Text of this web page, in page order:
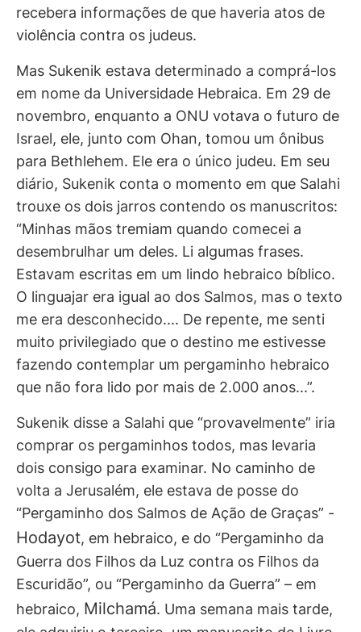
recebera informações de que haveria atos de
violência contra os judeus.
Mas Sukenik estava determinado a comprá-los
em nome da Universidade Hebraica. Em 29 de
novembro, enquanto a ONU votava o futuro de
Israel, ele, junto com Ohan, tomou um ônibus
para Bethlehem. Ele era o único judeu. Em seu
diário, Sukenik conta o momento em que Salahi
trouxe os dois jarros contendo os manuscritos:
“Minhas mãos tremiam quando comecei a
desembrulhar um deles. Li algumas frases.
Estavam escritas em um lindo hebraico bíblico.
O linguajar era igual ao dos Salmos, mas o texto
me era desconhecido.... De repente, me senti
muito privilegiado que o destino me estivesse
fazendo contemplar um pergaminho hebraico
que não fora lido por mais de 2.000 anos...”.
Sukenik disse a Salahi que “provavelmente” iria
comprar os pergaminhos todos, mas levaria
dois consigo para examinar. No caminho de
volta a Jerusalém, ele estava de posse do
“Pergaminho dos Salmos de Ação de Graças” -
Hodayot, em hebraico, e do “Pergaminho da
Guerra dos Filhos da Luz contra os Filhos da
Escuridão”, ou “Pergaminho da Guerra” – em
hebraico, Milchamá. Uma semana mais tarde,